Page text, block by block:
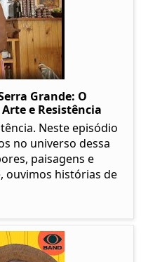
Grande: O
e Resistência
Neste episódio
no universo dessa
paisagens e
ouvimos histórias de